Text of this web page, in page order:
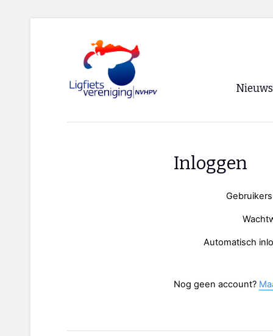
Nieuws
Inloggen
Automatisch
Nog geen account?